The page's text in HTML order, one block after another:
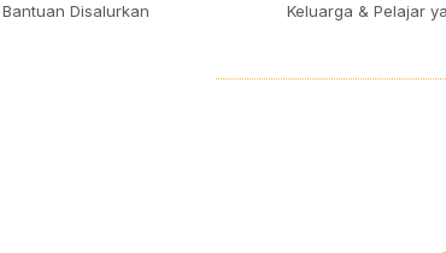
Bantuan Disalurkan Keluarga & Pelajar